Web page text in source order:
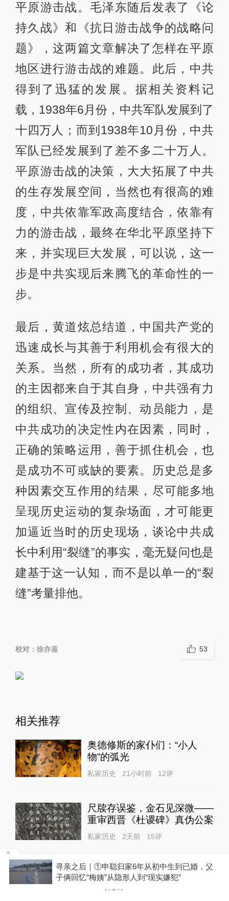
平原游击战。毛泽东随后发表了《论
持久战》和《抗日游击战争的战略问
题》，这两篇文章解决了怎样在平原
地区进行游击战的难题。此后，中共
得到了迅猛的发展。据相关资料记
载，1938年6月份，中共军队发展到了
十四万人；而到1938年10月份，中共
军队已经发展到了差不多二十万人。
平原游击战的决策，大大拓展了中共
的生存发展空间，当然也有很高的难
度，中共依靠军政高度结合，依靠有
力的游击战，最终在华北平原坚持下
来，并实现巨大发展，可以说，这一
步是中共实现后来腾飞的革命性的一
步。
最后，黄道炫总结道，中国共产党的
迅速成长与其善于利用机会有很大的
关系。当然，所有的成功者，其成功
的主因都来自于其自身，中共强有力
的组织、宣传及控制、动员能力，是
中共成功的决定性内在因素，同时，
正确的策略运用，善于抓住机会，也
是成功不可或缺的要素。历史总是多
种因素交互作用的结果，尽可能多地
呈现历史运动的复杂场面，才可能更
加逼近当时的历史现场，谈论中共成
长中利用“裂缝”的事实，毫无疑问也是
建基于这一认知，而不是以单一的“裂
缝”考量排他。
校对： 徐亦嘉 53
相关推荐
奥德修斯的家仆们：“小人
物”的弧光
私家历史 21小时前 12评
尺牍存误鉴，金石见深微——
重审西晋《杜谡碑》真伪公案
私家历史 2天前 15评
闺范可彰：朝鲜女教书《五伦
行实图》中的女性形象
寻亲之后｜①申聪归家6年从初中生到已婚，父
子俩回忆“梅姨”从隐形人到“现实嫌犯”